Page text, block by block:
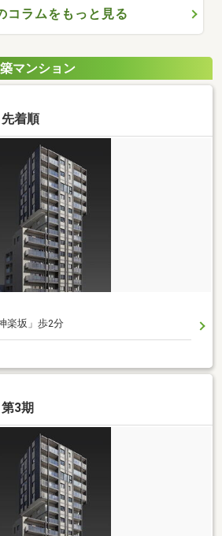
コラムをもっと見る
マンション
着順
楽坂」歩2分
3期